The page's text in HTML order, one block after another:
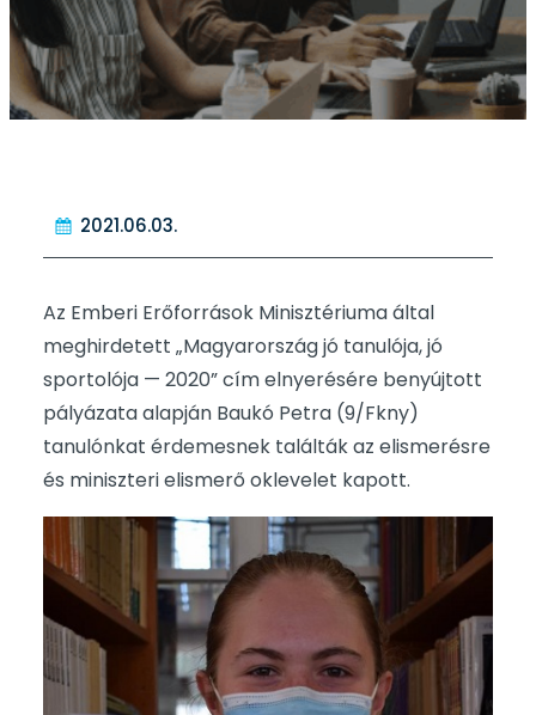
2021.06.03.
Az Emberi Erőforrások Minisztériuma által
meghirdetett „Magyarország jó tanulója, jó
sportolója — 2020” cím elnyerésére benyújtott
pályázata alapján Baukó Petra (9/Fkny)
tanulónkat érdemesnek találták az elismerésre
és miniszteri elismerő oklevelet kapott.